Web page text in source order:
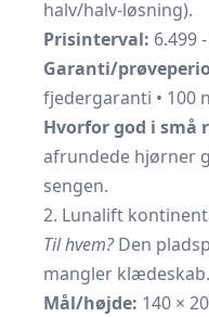
halv/halv-løsning).
Prisinterval: 6.499
Garanti/
fjedergaranti •
Hvorfor god i små
afrundede hjørner
sengen.
2. Lunalift
Til hvem?Den
mangler klædeskab.
Mål/højde: 140 ×